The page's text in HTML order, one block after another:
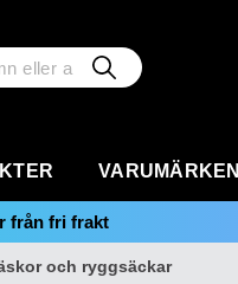
VARUMÄRKEN
från fri frakt
och ryggsäckar